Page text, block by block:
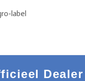
label
Dealer